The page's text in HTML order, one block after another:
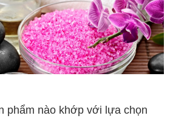
phẩm nào khớp với lựa chọn